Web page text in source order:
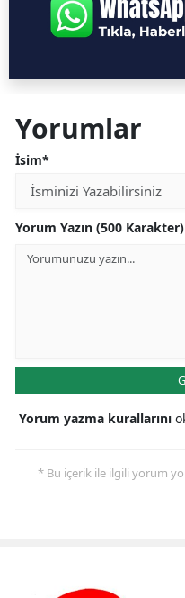
Yorumlar
İsim*
Yorum Yazın (500 Karakter)
Yorum yazma kurallarını
* Bu içerik ile ilgili yorum